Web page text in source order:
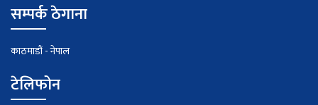
सम्पर्क ठेगाना
काठमाडौं - नेपाल
टेलिफोन